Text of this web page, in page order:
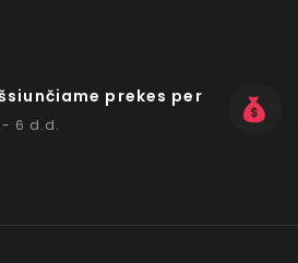
prekes per
- 6 d.d.